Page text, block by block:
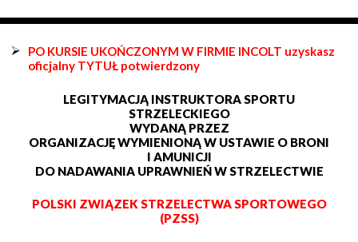
PO KURSIE UKOŃCZONYM W FIRMIE INCOLT uzyskasz
oficjalny TYTUŁ potwierdzony
LEGITYMACJĄ INSTRUKTORA SPORTU
STRZELECKIEGO
WYDANĄ PRZEZ
ORGANIZACJĘ WYMIENIONĄ W USTAWIE O BRONI
I AMUNICJI
DO NADAWANIA UPRAWNIEŃ W STRZELECTWIE
POLSKI ZWIĄZEK STRZELECTWA SPORTOWEGO
(PZSS)